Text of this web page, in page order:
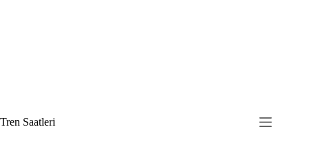
to
content
Tren Saatleri